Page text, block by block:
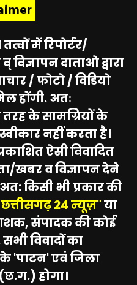
में रिपोर्टर/
दाताओ द्वारा
/ फोटो / विडियो
होंगी. अतः
के सामग्रियों के
नहीं करता है।
ऐसी विवादित
खबर व विज्ञापन देने
किसी भी प्रकार की
24 न्यूज़"या
संपादक की कोई
विवादों का
के 'पाटन' एवं जिला
होगा।